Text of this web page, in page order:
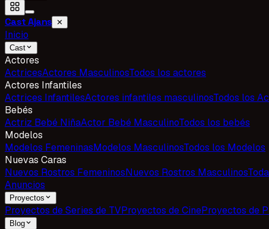
Cast Ajans ✕
Inicio
Cast
Actores
ActricesActores MasculinosTodos los actores
Actores Infantiles
Actrices InfantilesActores infantiles masculinosTodos los
Bebés
Actriz Bebé NiñaActor Bebé MasculinoTodos los bebés
Modelos
Modelos FemeninasModelos MasculinosTodos los Modelos
Nuevas Caras
Nuevos Rostros FemeninosNuevos Rostros Masculinos
Anuncios
Proyectos
Proyectos de Series de TVProyectos de CineProyectos de
Blog